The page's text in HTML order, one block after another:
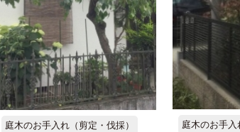
庭木のお手入れ（剪定・伐採） 庭木のお手入